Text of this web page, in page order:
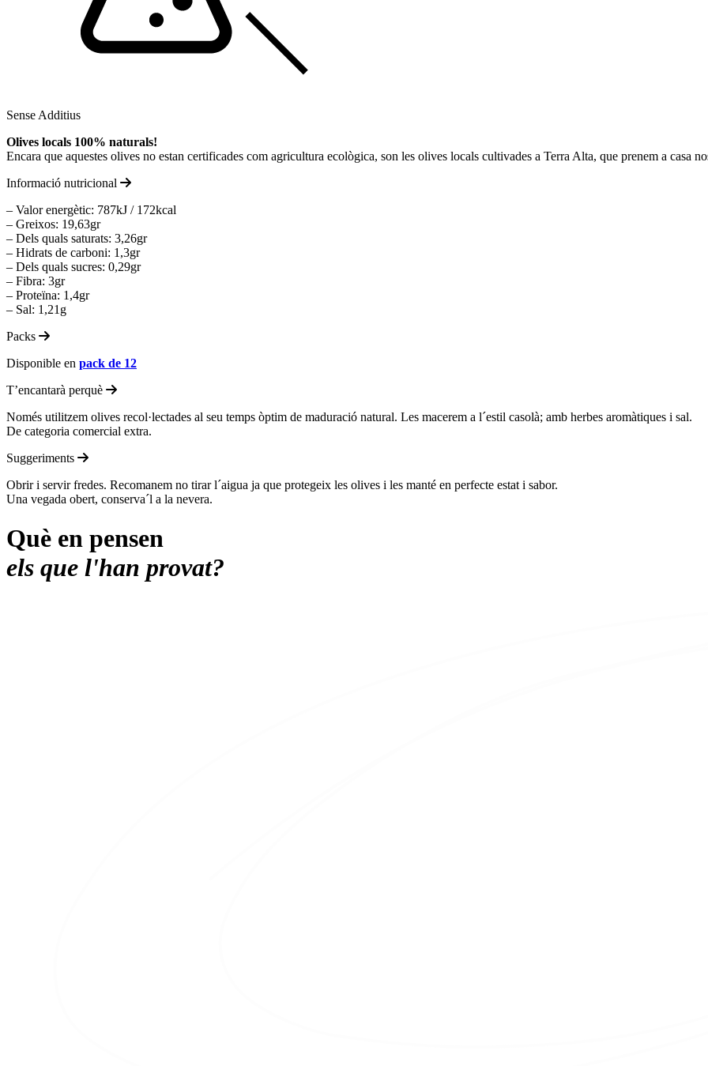
Sense Additius
Olives locals 100% naturals!
Encara que aquestes olives no estan certificades com agricultura ecològica, son les olives locals cultivades a Terra Alta, que prenem a casa
Informació nutricional
– Valor energètic: 787kJ / 172kcal
– Greixos: 19,63gr
– Dels quals saturats: 3,26gr
– Hidrats de carboni: 1,3gr
– Dels quals sucres: 0,29gr
– Fibra: 3gr
– Proteïna: 1,4gr
– Sal: 1,21g
Packs
Disponible en pack de 12
T’encantarà perquè
Només utilitzem olives recol·lectades al seu temps òptim de maduració natural. Les macerem a l´estil casolà; amb herbes aromàtiques i sal.
De categoria comercial extra.
Suggeriments
Obrir i servir fredes. Recomanem no tirar l´aigua ja que protegeix les olives i les manté en perfecte estat i sabor.
Una vegada obert, conserva´l a la nevera.
Què en pensen
els que l'han provat?